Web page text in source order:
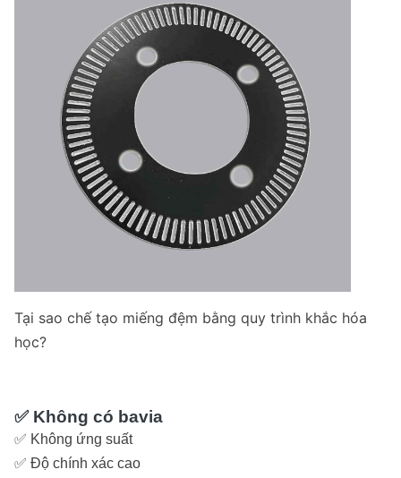
Tại sao chế tạo miếng đệm bằng quy trình khắc hóa
học?
✅ Không có bavia
✅ Không ứng suất
✅ Độ chính xác cao